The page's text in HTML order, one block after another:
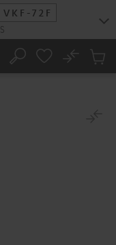
VKF-72F
S
Suche
No